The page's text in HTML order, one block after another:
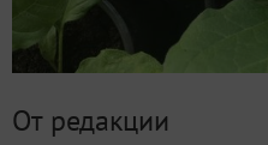
От редакции